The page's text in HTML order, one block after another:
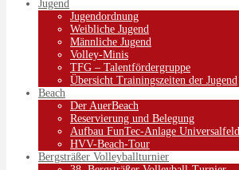
Jugend
Jugendordnung
Weibliche Jugend
Männliche Jugend
Volley-Minis
TFG – Talentfördergruppe
Übersicht Trainingszeiten der Jugend
Beach
Der AuerBeach
Reservierung und Belegung
Aufbau FunTec-Anlage Universalfeld
HVV-Beach-Tour
Bergsträßer Volleyballturnier